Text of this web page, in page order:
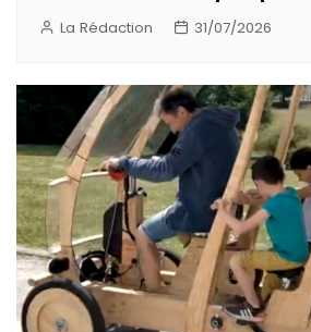
La Rédaction 31/07/2026